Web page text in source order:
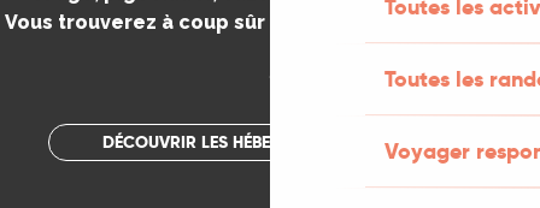
Toutes les
Toutes les
Voyager
Vous trouverez à coup sûr votre bonheur dans le Lot.
.
DÉCOUVRIR LES HÉBERGEMENTS INSOLITES